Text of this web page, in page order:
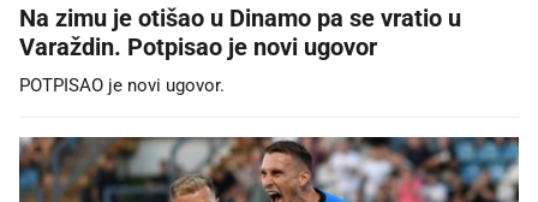
Na zimu je otišao u Dinamo pa se vratio u
Varaždin. Potpisao je novi ugovor
POTPISAO je novi ugovor.